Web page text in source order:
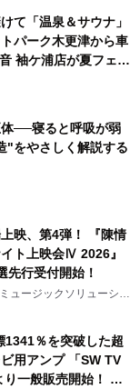
て「温泉＆サウナ」
パーク木更津から車
袖ケ浦店が夏フェア
──寝ると呼吸が弱
"をやさしく解説する
上映、第4弾！ 『陳情
ト上映会Ⅳ 2026』
先行受付開始！
ュージックソリューショ
％を突破した超
用アンプ 「SW TV
一般販売開始！ ケ